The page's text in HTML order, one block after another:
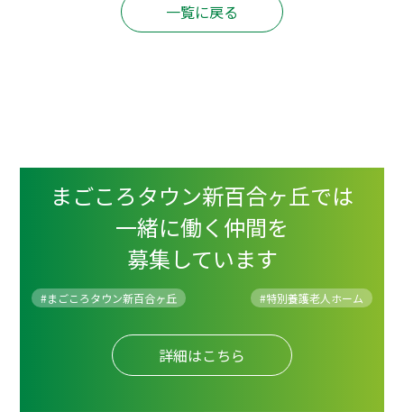
一覧に戻る
まごころタウン新百合ヶ丘では
一緒に働く仲間を
募集しています
#まごころタウン新百合ヶ丘 #特別養護老人ホーム
詳細はこちら